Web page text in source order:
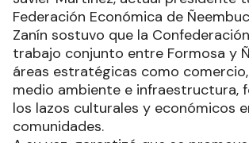
Federación Económica de
Zanín sostuvo que la
trabajo conjunto entre Formosa y
áreas estratégicas como
medio ambiente e infraestructura,
los lazos culturales y económicos
comunidades.